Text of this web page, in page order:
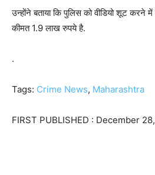
उन्होंने बताया कि पुलिस को वीडियो शूट
कीमत 1.9 लाख रुपये है.
.
Tags: Crime News, Maharashtra
FIRST PUBLISHED : December